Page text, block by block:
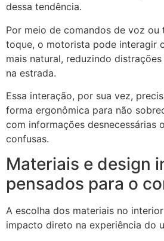
dessa tendência.
Por meio de comandos de voz ou
toque, o motorista pode interagir
mais natural, reduzindo
na estrada.
Essa interação, por sua vez,
forma ergonômica para não
com informações desnecessárias
confusas.
Materiais e design
pensados para o
A escolha dos materiais no
impacto direto na experiência do